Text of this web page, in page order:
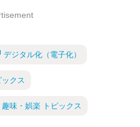
デジタル化（電子化）
クス
趣味・娯楽 トピックス